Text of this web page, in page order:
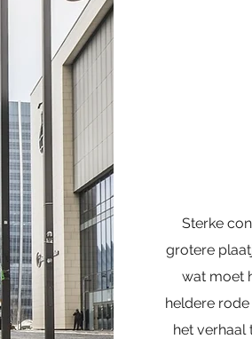
Sterke
grotere
wat moet
heldere
het verhaal